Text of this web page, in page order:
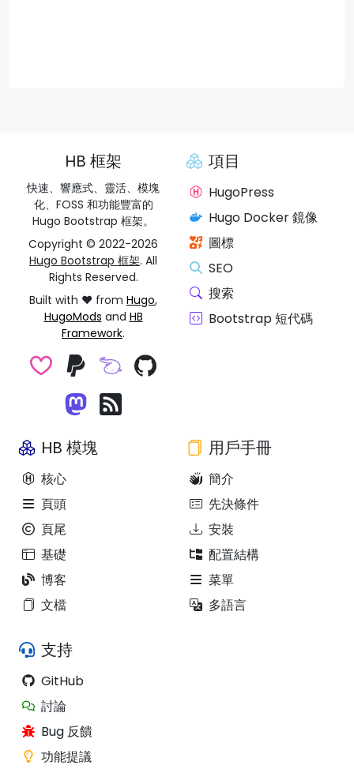
HB 框架
快速、響應式、靈活、模塊
化、FOSS 和功能豐富的
Hugo Bootstrap 框架。
Copyright © 2022-2026
Hugo Bootstrap 框架. All
Rights Reserved.
Built with ❤️ from Hugo,
HugoMods and HB
Framework.
項目
HugoPress
Hugo Docker 鏡像
圖標
SEO
搜索
Bootstrap 短代碼
HB 模塊
核心
頁頭
頁尾
基礎
博客
文檔
用戶手冊
簡介
先決條件
安裝
配置結構
菜單
多語言
支持
GitHub
討論
Bug 反饋
功能提議